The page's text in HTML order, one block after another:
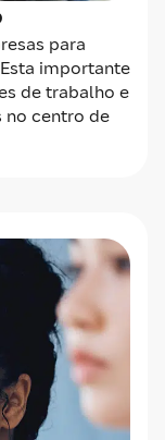
para
importante
de trabalho e
no centro de